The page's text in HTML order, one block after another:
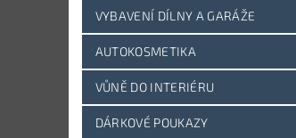
VYBAVENÍ DÍLNY A GARÁŽE
AUTOKOSMETIKA
VŮNĚ DO INTERIÉRU
DÁRKOVÉ POUKAZY